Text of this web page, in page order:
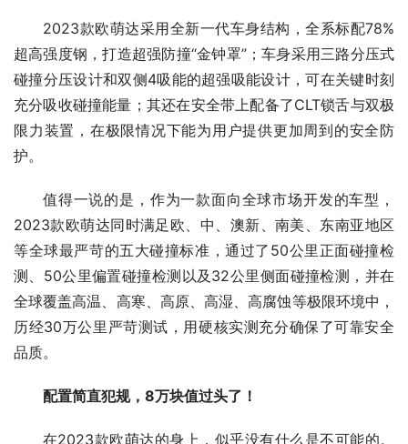
2023款欧萌达采用全新一代车身结构，全系标配78%
超高强度钢，打造超强防撞“金钟罩”；车身采用三路分压式
碰撞分压设计和双侧4吸能的超强吸能设计，可在关键时刻
充分吸收碰撞能量；其还在安全带上配备了CLT锁舌与双极
限力装置，在极限情况下能为用户提供更加周到的安全防
护。
值得一说的是，作为一款面向全球市场开发的车型，
2023款欧萌达同时满足欧、中、澳新、南美、东南亚地区
等全球最严苛的五大碰撞标准，通过了50公里正面碰撞检
测、50公里偏置碰撞检测以及32公里侧面碰撞检测，并在
全球覆盖高温、高寒、高原、高湿、高腐蚀等极限环境中，
历经30万公里严苛测试，用硬核实测充分确保了可靠安全
品质。
配置简直犯规，8万块值过头了！
在2023款欧萌达的身上，似乎没有什么是不可能的。